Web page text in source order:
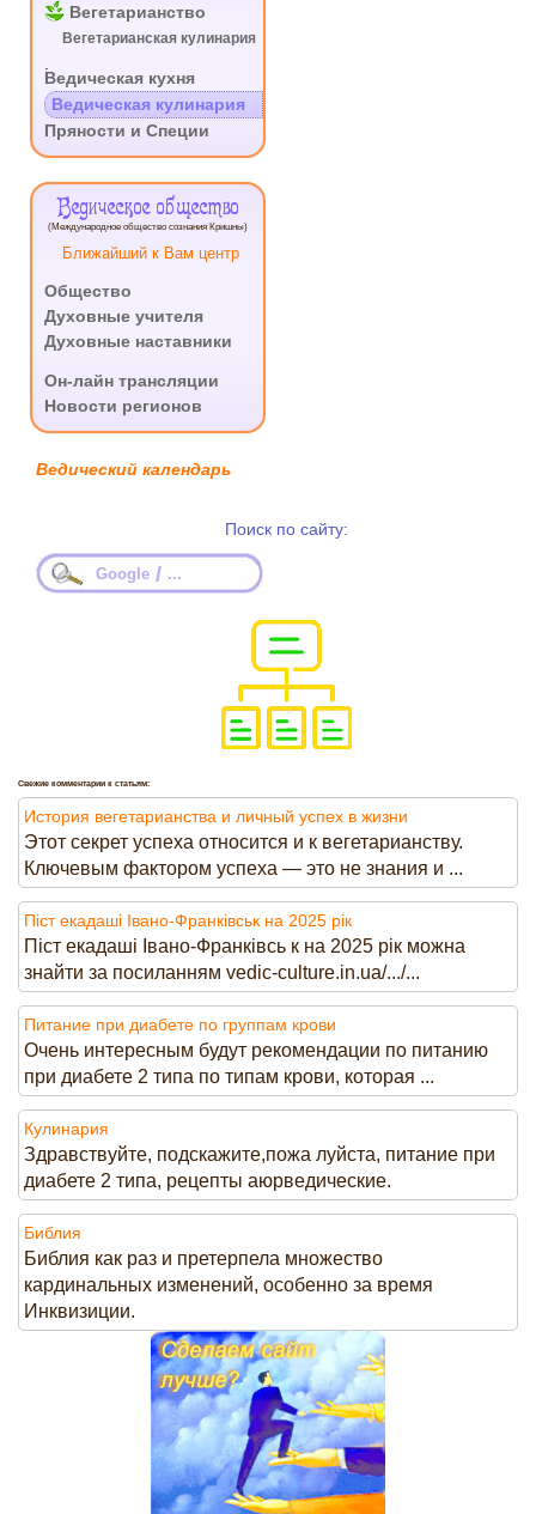
Вегетарианство
Вегетарианская кулинария
Ведическая кухня
Ведическая кулинария
Пряности и Специи
Ведическое общество
(Международное общество сознания Кришны)
Ближайший к Вам центр
Общество
Духовные учителя
Духовные наставники
Он-лайн трансляции
Новости регионов
Ведический календарь
Поиск по сайту:
Google / ...
Свежие комментарии к статьям:
История вегетарианства и личный успех в жизни
Этот секрет успеха относится и к вегетарианству.
Ключевым фактором успеха — это не знания и ...
Піст екадаші Івано-Франківськ на 2025 рік
Піст екадаші Івано-Франківсь к на 2025 рік можна
знайти за посиланням vedic-culture.in.ua/.../...
Питание при диабете по группам крови
Очень интересным будут рекомендации по питанию
при диабете 2 типа по типам крови, которая ...
Кулинария
Здравствуйте, подскажите,пожа луйста, питание при
диабете 2 типа, рецепты аюрведические.
Библия
Библия как раз и претерпела множество
кардинальных изменений, особенно за время
Инквизиции.